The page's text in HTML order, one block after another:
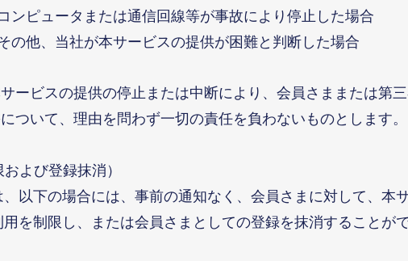
コンピュータまたは通信回線等が事故により停止した場合
その他、当社が本サービスの提供が困難と判断した場合
ービスの提供の停止または中断により、会員さままたは第
ついて、理由を問わず一切の責任を負わないものとします。
よび登録抹消）
、以下の場合には、事前の通知なく、会員さまに対して、本
を制限し、または会員さまとしての登録を抹消することが